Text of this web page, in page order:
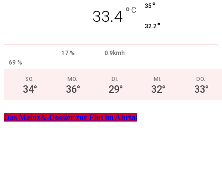
33.4 ° C 35 °
32.2°
17 %
0.9kmh
69 %
SO.
34°
MO.
36°
DI.
29°
MI.
32°
DO.
33°
Das Mainz&-Dossier zur Flut im Ahrtal